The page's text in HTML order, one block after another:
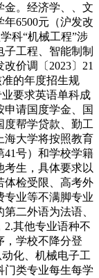
金。经济学、、文
6500元（沪发改
科“机械工程”涉
工程、智能制制
价调〔2023〕21
的年度招生规
要求英语单科成
申请国度学金、国
度帮学贷款、勤工
海大学将按照教育
41号）和学校学籍
考生，具体要求以
体检受限、高考外
专业等不满脚专业
二外语为法语、
其他专业语种不
，学校不降分登
化、机械电子工
门类专业每生每学